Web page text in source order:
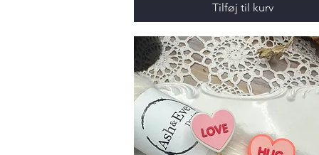
Tilføj til kurv